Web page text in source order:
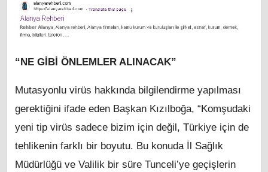
“NE GİBİ ÖNLEMLER ALINACAK”
Mutasyonlu virüs hakkında bilgilendirme yapılması
gerektiğini ifade eden Başkan Kızılboğa, “Komşudaki
yeni tip virüs sadece bizim için değil, Türkiye için de
tehlikenin farklı bir boyutu. Bu konuda İl Sağlık
Müdürlüğü ve Valilik bir süre Tunceli’ye geçişlerin